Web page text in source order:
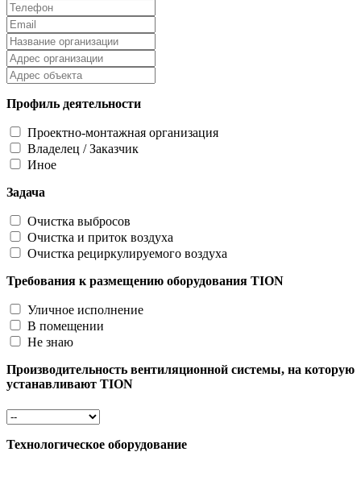
Профиль деятельности
Проектно-монтажная организация
Владелец / Заказчик
Иное
Задача
Очистка выбросов
Очистка и приток воздуха
Очистка рециркулируемого воздуха
Требования к размещению оборудования TION
Уличное исполнение
В помещении
Не знаю
Производительность вентиляционной системы, на которую
устанавливают TION
Технологическое оборудование